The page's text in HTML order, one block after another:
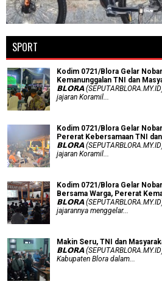
SPORT
Kodim 0721/Blora Gelar
Kemanunggalan TNI dan
𝗕𝗟𝗢𝗥𝗔
jajaran Koramil...
Kodim 0721/Blora Gelar
Pererat Kebersamaan TNI
𝗕𝗟𝗢𝗥𝗔
jajaran Koramil...
Kodim 0721/Blora Gelar
Bersama Warga, Pererat
𝗕𝗟𝗢𝗥𝗔
jajarannya menggelar...
Makin Seru, TNI dan
𝗕𝗟𝗢𝗥𝗔
Kabupaten Blora dalam...